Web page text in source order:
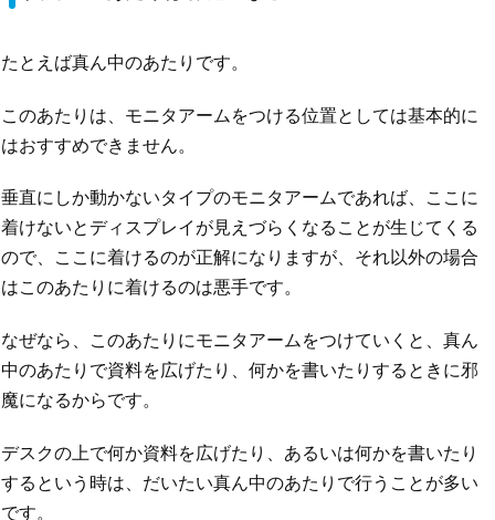
たとえば真ん中のあたりです。
このあたりは、モニタアームをつける位置としては基本的に
はおすすめできません。
垂直にしか動かないタイプのモニタアームであれば、ここに
着けないとディスプレイが見えづらくなることが生じてくる
ので、ここに着けるのが正解になりますが、それ以外の場合
はこのあたりに着けるのは悪手です。
なぜなら、このあたりにモニタアームをつけていくと、真ん
中のあたりで資料を広げたり、何かを書いたりするときに邪
魔になるからです。
デスクの上で何か資料を広げたり、あるいは何かを書いたり
するという時は、だいたい真ん中のあたりで行うことが多い
です。